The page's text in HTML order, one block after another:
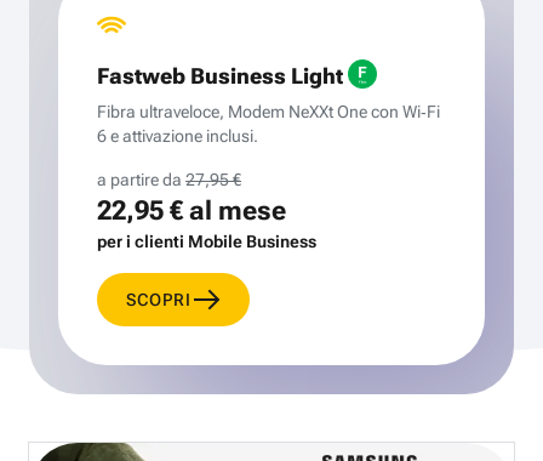
Fastweb Business Light
Fibra ultraveloce, Modem NeXXt One con Wi‑Fi
6 e attivazione inclusi.
a partire da 27,95 €
22,95 €al mese
per i clienti Mobile Business
SCOPRI